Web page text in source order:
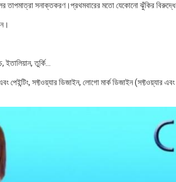
সনাক্তকরণ।প্রথমবারের মতো যেকোনো ঝুঁকির বিরুদ্ধে
তুর্কি…
সফ্টওয়্যার ডিজাইন, লোগো মার্ক ডিজাইন (সফ্টওয়্যার